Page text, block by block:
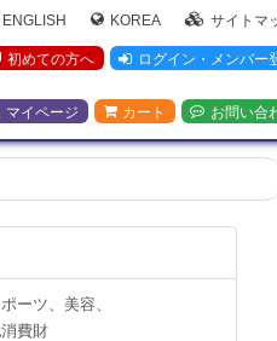
ENGLISH KOREA サイトマ
初めての方へ ログイン・メンバー
マイページ カート お問い合
ーツ、美容、
費財